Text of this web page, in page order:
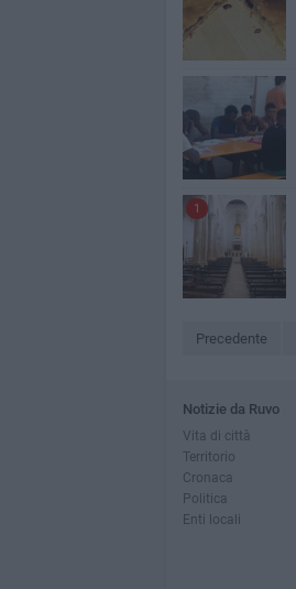
1
Precedente
Notizie da Ruvo
Vita di città
Territorio
Cronaca
Politica
Enti locali